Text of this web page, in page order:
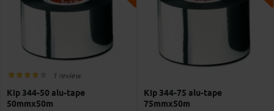
1 review
Kip 344-50 alu-tape
50mmx50m
Kip 344-75 alu-tape
75mmx50m